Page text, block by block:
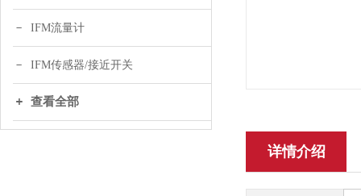
IFM流量计
IFM传感器/接近开关
查看全部
详情介绍